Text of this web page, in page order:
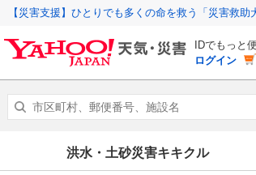
【災害支援】ひとりでも多くの命を救う「災害救助
IDでもっと
ログイン
洪水・土砂災害キキクル